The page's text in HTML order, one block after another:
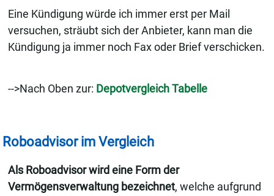
Eine Kündigung würde ich immer erst per Mail
versuchen, sträubt sich der Anbieter, kann man die
Kündigung ja immer noch Fax oder Brief verschicken.
-->Nach Oben zur: Depotvergleich Tabelle
Roboadvisor im Vergleich
Als Roboadvisor wird eine Form der
Vermögensverwaltung bezeichnet, welche aufgrund